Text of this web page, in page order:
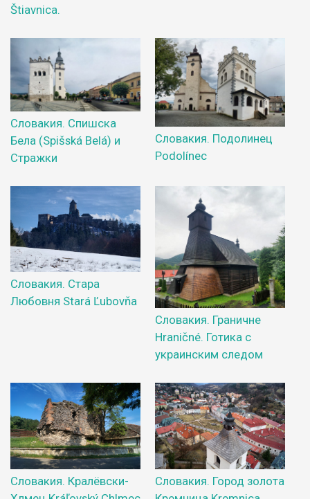
Štiavnica.
Словакия. Спишска
Бела (Spišská Belá) и
Стражки
Словакия. Подолинец
Podolínec
Словакия. Стара
Любовня Stará Ľubovňa
Словакия. Граничне
Hraničné. Готика с
украинским следом
Словакия. Кралёвски-
Словакия. Город золота